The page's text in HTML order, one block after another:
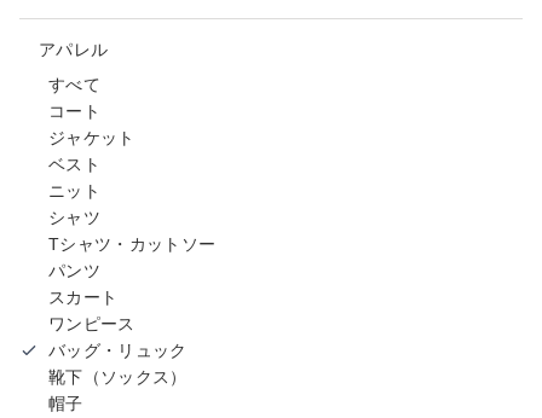
アパレル
すべて
コート
ジャケット
ベスト
ニット
シャツ
Tシャツ・カットソー
パンツ
スカート
ワンピース
バッグ・リュック
靴下（ソックス）
帽子